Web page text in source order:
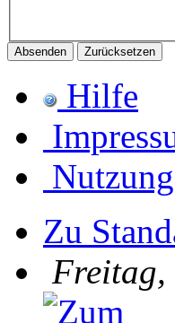
Hilfe
Zu
Freitag,